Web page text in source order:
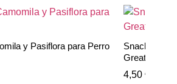
y Pasiflora para Perro
Snack
Greatness
4,50 €